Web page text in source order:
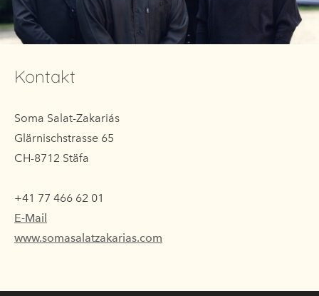
Kontakt
Soma Salat-Zakariás
Glärnischstrasse 65
CH-8712 Stäfa
+41 77 466 62 01
E-Mail
www.somasalatzakarias.com